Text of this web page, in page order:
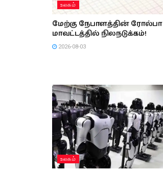
உலகம்
மேற்கு நேபாளத்தின் ரோல்பா
மாவட்டத்தில் நிலநடுக்கம்!
2026-08-03
உலகம்